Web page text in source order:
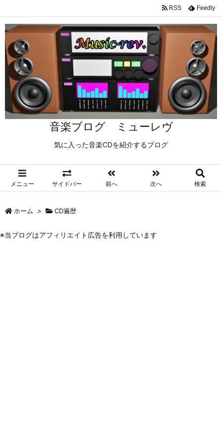
音楽ブログ ミューレヴ
気に入った音楽CDを紹介するブログ
メニュー サイドバー 前へ 次へ 検索
RSS Feedly
ホーム > CD遍歴
※当ブログはアフィリエイト広告を利用しています